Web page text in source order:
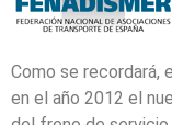
Como se recordará,
en el año 2012 el